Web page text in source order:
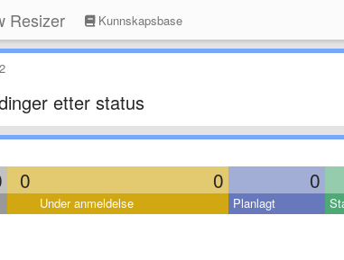
Resizer Kunnskapsbase
etter status
0 0 0
Under anmeldelse Planlagt